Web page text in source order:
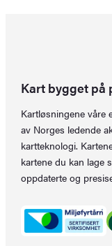
Kart bygget på
Kartløsningene
av Norges ledende
kartteknologi.
kartene du kan lage
oppdaterte og